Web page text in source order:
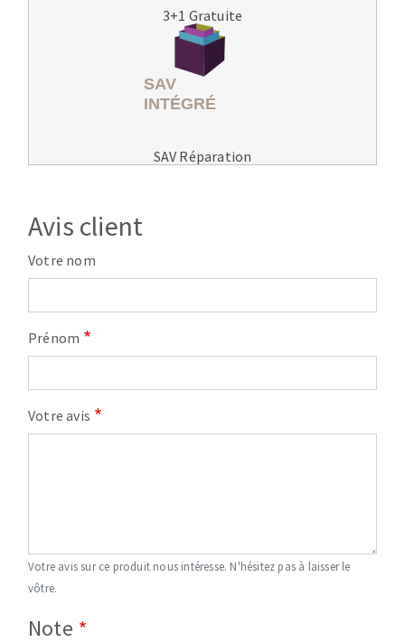
3+1 Gratuite
SAV Réparation
Avis client
Votre nom
Prénom
Votre avis
Votre avis sur ce produit nous intéresse. N'hésitez pas à laisser le
vôtre.
Note